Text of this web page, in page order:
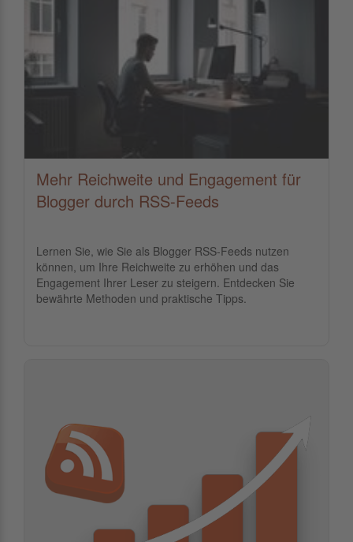
Mehr Reichweite und Engagement für
Blogger durch RSS-Feeds
Lernen Sie, wie Sie als Blogger RSS-Feeds nutzen
können, um Ihre Reichweite zu erhöhen und das
Engagement Ihrer Leser zu steigern. Entdecken Sie
bewährte Methoden und praktische Tipps.